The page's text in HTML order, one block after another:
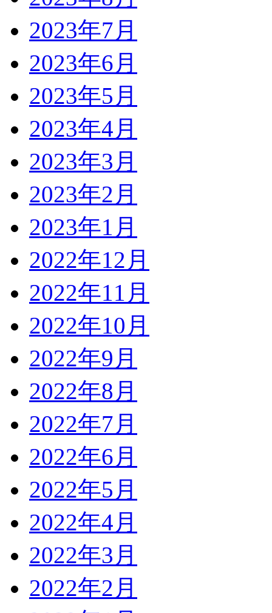
2023年7月
2023年6月
2023年5月
2023年4月
2023年3月
2023年2月
2023年1月
2022年12月
2022年11月
2022年10月
2022年9月
2022年8月
2022年7月
2022年6月
2022年5月
2022年4月
2022年3月
2022年2月